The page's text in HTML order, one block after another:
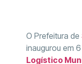
O Prefeitura de
inaugurou em
Logístico